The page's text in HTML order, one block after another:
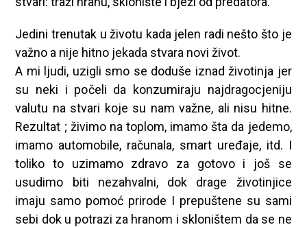
Jedini trenutak u životu kada jelen radi nešto što je
važno a nije hitno jekada stvara novi život.
A mi ljudi, uzigli smo se doduše iznad životinja jer
su neki i počeli da konzumiraju najdragocjeniju
valutu na stvari koje su nam važne, ali nisu hitne.
Rezultat ; živimo na toplom, imamo šta da jedemo,
imamo automobile, računala, smart uređaje, itd. I
toliko to uzimamo zdravo za gotovo i još se
usudimo biti nezahvalni, dok drage životinjice
imaju samo pomoć prirode I prepuštene su sami
sebi dok u potrazi za hranom i skloništem da se ne